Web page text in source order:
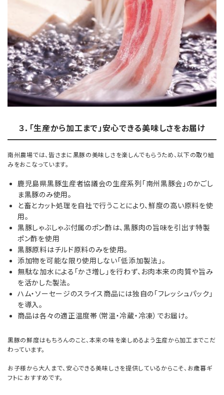
３．「生産から加工まで」安心できる美味しさをお届け
南州農場では、皆さまに黒豚の美味しさを楽しんでもらうため、以下の取り組
みをおこなっています。
鹿児島県黒豚生産者協議会の生産系列「南州黒豚会」のかごし
ま黒豚のみ使用。
と畜とカット処理を自社で行うことにより、鮮度の高い原料を使
用。
黒豚しゃぶしゃぶ付属のポン酢は、黒豚肉の旨味を引出す特製
ポン酢を使用
黒豚原料はチルド原料のみを使用。
添加物を可能な限り使用しない「低添加製法」。
無駄な加水による「かさ増し」を行わず、お肉本来の肉質や旨み
を活かした製法。
ハム・ソーセージのスライス商品には独自の「フレッシュパック」
を導入。
商品は各々の適正温度帯（常温・冷蔵・冷凍）でお届け。
黒豚の鮮度はもちろんのこと、本来の味を楽しめるよう生産から加工までこだ
わっています。
お子様から大人まで、安心できる美味しさを提供しているからこそ、お歳暮ギ
フトにおすすめです。